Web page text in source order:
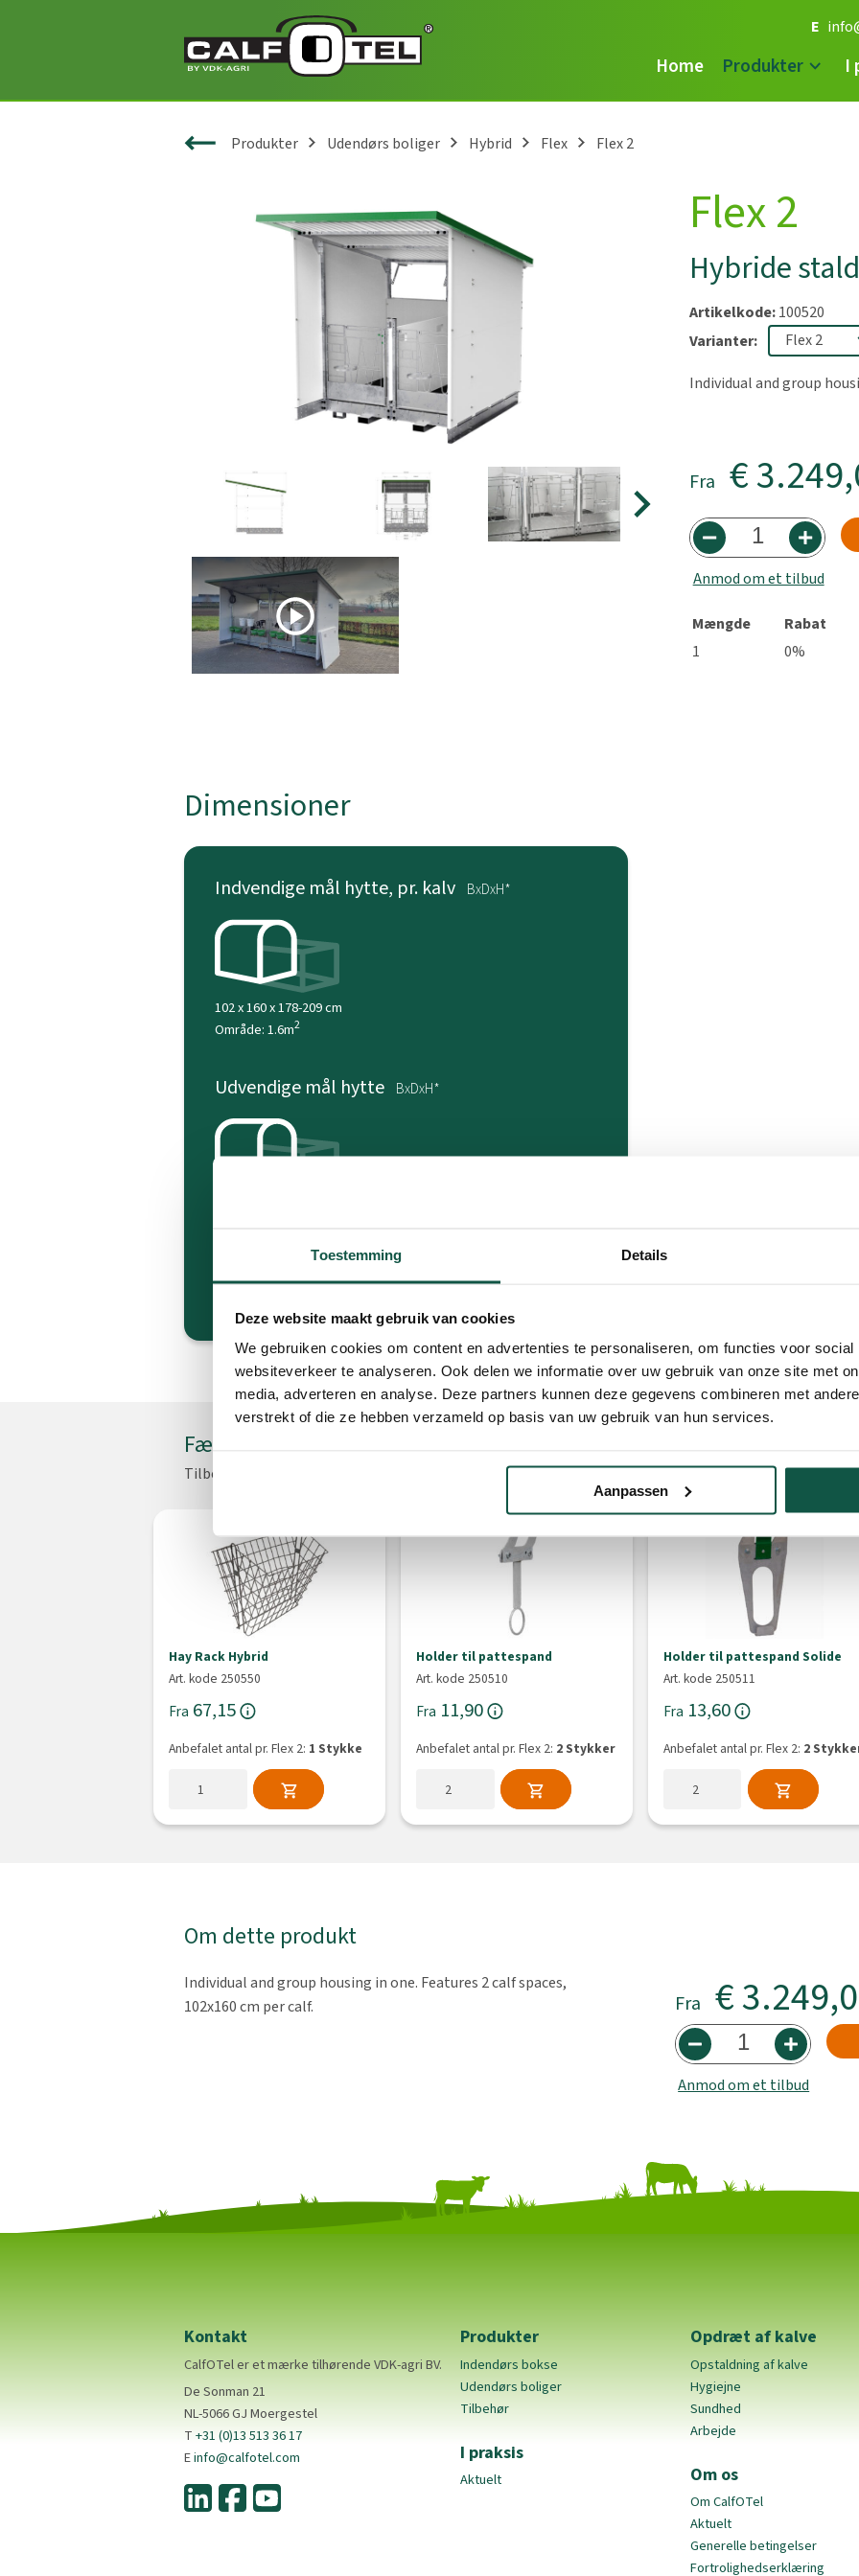
Toestemming Details
Deze website maakt gebruik van cookies
We gebruiken cookies om content en advertenties te personaliseren, om functies voor
websiteverkeer te analyseren. Ook delen we informatie over uw gebruik van onze site met
media, adverteren en analyse. Deze partners kunnen deze gegevens combineren met
verstrekt of die ze hebben verzameld op basis van uw gebruik van hun services.
Aanpassen
E
Home Produkter I
Produkter Udendørs boliger Hybrid Flex Flex 2
Play
Flex 2
Hybride
Artikelkode:100520
Varianter:
Individual and group
Fra €
Anmod om et tilbud
Mængde
Rabat
1
0%
Dimensioner
Indvendige mål hytte, pr. kalv BxDxH*
102 x 160 x 178-209 cm
Område: 1.6m2
Udvendige mål hytte BxDxH*
(* Bredde x dybde x højde)
Færdiggør dette produkt
Tilbehør til dette produkt
Hay Rack Hybrid
Art. kode 250550
Fra 67,15
Anbefalet antal pr. Flex 2: 1 Stykke
Holder til pattespand
Art. kode 250510
Fra 11,90
Anbefalet antal pr. Flex 2: 2 Stykker
Holder til pattespand Solide
Art. kode 250511
Fra 13,60
Anbefalet antal pr. Flex 2: 2
Om dette produkt
Individual and group housing in one. Features 2 calf spaces,
102x160 cm per calf.
Fra €
Anmod om et tilbud
Kontakt
CalfOTel er et mærke tilhørende VDK-agri BV.
De Sonman 21
NL-5066 GJ Moergestel
T+31 (0)13 513 36 17
Einfo@calfotel.com
Produkter
Indendørs bokse
Udendørs boliger
Tilbehør
I praksis
Aktuelt
Opdræt af kalve
Opstaldning af kalve
Hygiejne
Sundhed
Arbejde
Om os
Om CalfOTel
Aktuelt
Generelle betingelser
Fortrolighedserklæring